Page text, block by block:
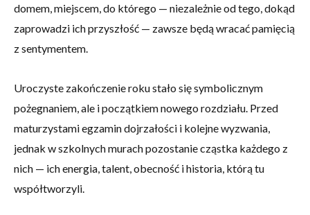
domem, miejscem, do którego — niezależnie od tego, dokąd
zaprowadzi ich przyszłość — zawsze będą wracać pamięcią
z sentymentem.
Uroczyste zakończenie roku stało się symbolicznym
pożegnaniem, ale i początkiem nowego rozdziału. Przed
maturzystami egzamin dojrzałości i kolejne wyzwania,
jednak w szkolnych murach pozostanie cząstka każdego z
nich — ich energia, talent, obecność i historia, którą tu
współtworzyli.